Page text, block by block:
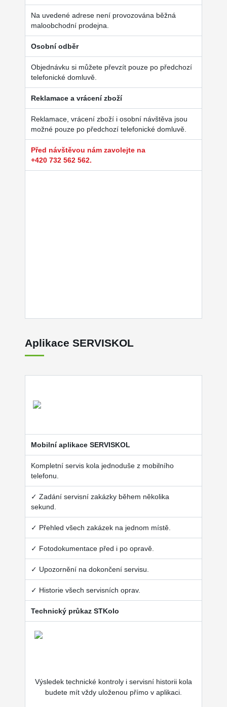
Na uvedené adrese není provozována běžná
maloobchodní prodejna.
Osobní odběr
Objednávku si můžete převzít pouze po předchozí
telefonické domluvě.
Reklamace a vrácení zboží
Reklamace, vrácení zboží i osobní návštěva jsou
možné pouze po předchozí telefonické domluvě.
Před návštěvou nám zavolejte na
+420 732 562 562.
Aplikace SERVISKOL
Mobilní aplikace SERVISKOL
Kompletní servis kola jednoduše z mobilního
telefonu.
✓ Zadání servisní zakázky během několika
sekund.
✓ Přehled všech zakázek na jednom místě.
✓ Fotodokumentace před i po opravě.
✓ Upozornění na dokončení servisu.
✓ Historie všech servisních oprav.
Technický průkaz STKolo
Výsledek technické kontroly i servisní historii kola
budete mít vždy uloženou přímo v aplikaci.